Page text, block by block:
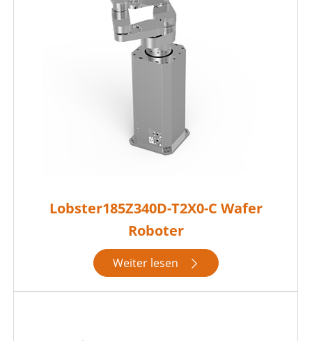
Lobster185Z340D-T2X0-C Wafer
Roboter
Weiter lesen 